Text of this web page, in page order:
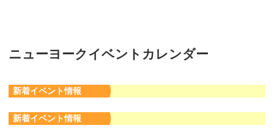
ニューヨークイベントカレンダー
新着イベント情報
新着イベント情報